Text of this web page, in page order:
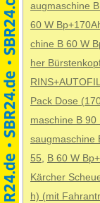
augmaschine
60 W
chine B 60 W
her
Pack Dose
maschine B 90
saugmaschine
55, B 60 W
Kärcher
h) (mit